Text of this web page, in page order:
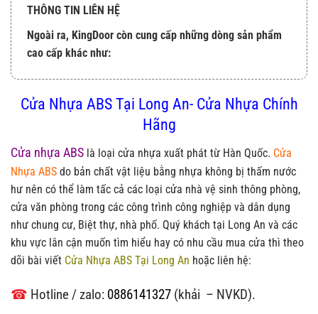
THÔNG TIN LIÊN HỆ
Ngoài ra, KingDoor còn cung cấp những dòng sản phẩm
cao cấp khác như:
Cửa Nhựa ABS Tại Long An- Cửa Nhựa Chính
Hãng
Cửa nhựa ABS là loại cửa nhựa xuất phát từ Hàn Quốc. Cửa
Nhựa ABS do bản chất vật liệu bằng nhựa không bị thấm nước
hư nên có thể làm tấc cả các loại cửa nhà vệ sinh thông phòng,
cửa văn phòng trong các công trình công nghiệp và dân dụng
như chung cư, Biệt thự, nhà phố. Quý khách tại Long An và các
khu vực lân cận muốn tìm hiểu hay có nhu cầu mua cửa thì theo
dõi bài viết Cửa Nhựa ABS Tại Long An hoặc liên hệ:
☎ Hotline / zalo: 0886141327 (khải – NVKD).